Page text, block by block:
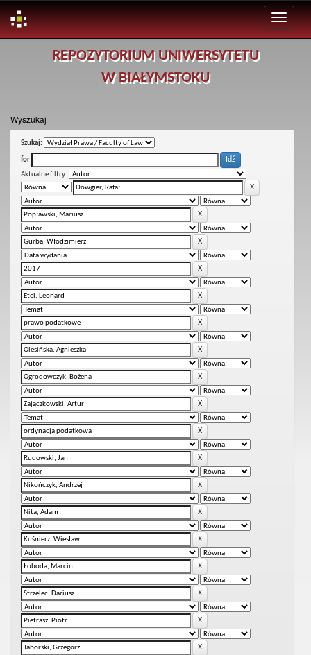
REPOZYTORIUM UNIWERSYTETU
W BIAŁYMSTOKU
Wyszukaj
Szukaj:
for
Aktualne filtry: